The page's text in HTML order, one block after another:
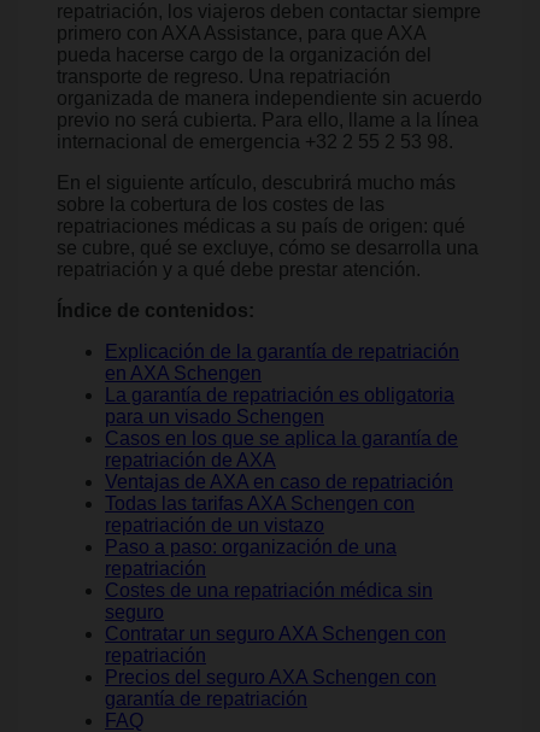
repatriación, los viajeros deben contactar siempre
primero con AXA Assistance, para que AXA
pueda hacerse cargo de la organización del
transporte de regreso. Una repatriación
organizada de manera independiente sin acuerdo
previo no será cubierta. Para ello, llame a la línea
internacional de emergencia +32 2 55 2 53 98.
En el siguiente artículo, descubrirá mucho más
sobre la cobertura de los costes de las
repatriaciones médicas a su país de origen: qué
se cubre, qué se excluye, cómo se desarrolla una
repatriación y a qué debe prestar atención.
Índice de contenidos:
Explicación de la garantía de repatriación
en AXA Schengen
La garantía de repatriación es obligatoria
para un visado Schengen
Casos en los que se aplica la garantía de
repatriación de AXA
Ventajas de AXA en caso de repatriación
Todas las tarifas AXA Schengen con
repatriación de un vistazo
Paso a paso: organización de una
repatriación
Costes de una repatriación médica sin
seguro
Contratar un seguro AXA Schengen con
repatriación
Precios del seguro AXA Schengen con
garantía de repatriación
FAQ